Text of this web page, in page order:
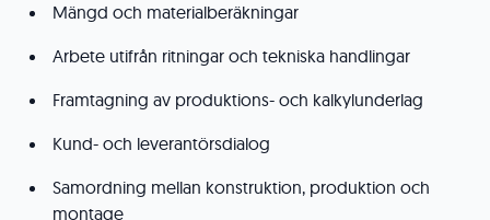
Mängd och materialberäkningar
Arbete utifrån ritningar och tekniska handlingar
Framtagning av produktions- och kalkylunderlag
Kund- och leverantörsdialog
Samordning mellan konstruktion, produktion och
montage